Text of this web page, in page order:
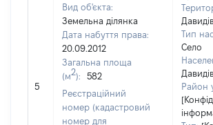
5
Вид об'єкта:
Земельна ділянка
Дата набуття права:
20.09.2012
Загальна площа
(м2):
582
Реєстраційний
номер (кадастровий
номер для
Тип
Село
Район